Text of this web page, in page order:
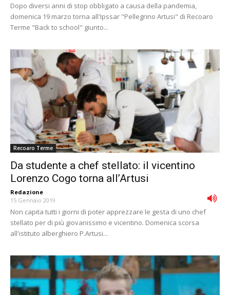
Dopo diversi anni di stop obbligato a causa della pandemia,
domenica 19 marzo torna all'Ipssar "Pellegrino Artusi" di Recoaro
Terme "Back to school" giunto...
Recoaro Terme
Da studente a chef stellato: il vicentino
Lorenzo Cogo torna all’Artusi
Redazione -
15 Gennaio 2019
Non capita tutti i giorni di poter apprezzare le gesta di uno chef
stellato per di più giovanissimo e vicentino. Domenica scorsa
all'istituto alberghiero P.Artusi...